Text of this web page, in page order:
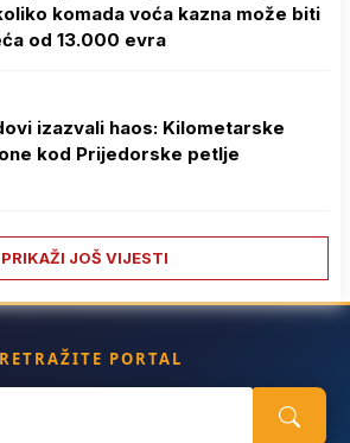
komada voća kazna može biti
od 13.000 evra
izazvali haos: Kilometarske
kod Prijedorske petlje
PRIKAŽI JOŠ VIJESTI
PORTAL